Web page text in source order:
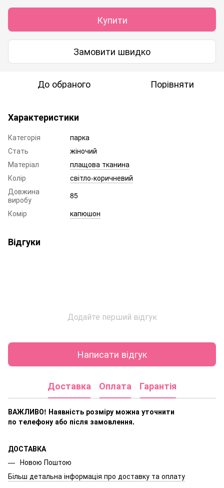
Купити
Замовити швидко
До обраного Порівняти
Характеристики
Категорія
парка
Стать
жіночий
Матеріал
плащова тканина
Колір
світло-коричневий
Довжина
виробу
85
Комір
капюшон
Відгуки
Додайте перший відгук
Написати відгук
Доставка Оплата Гарантія
ВАЖЛИВО! Наявність розміру можна уточнити
по телефону або після замовлення.
ДОСТАВКА
Новою Поштою
Більш детальна інформація про доставку та оплату